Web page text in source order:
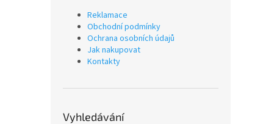
Reklamace
Obchodní podmínky
Ochrana osobních údajů
Jak nakupovat
Kontakty
Vyhledávání